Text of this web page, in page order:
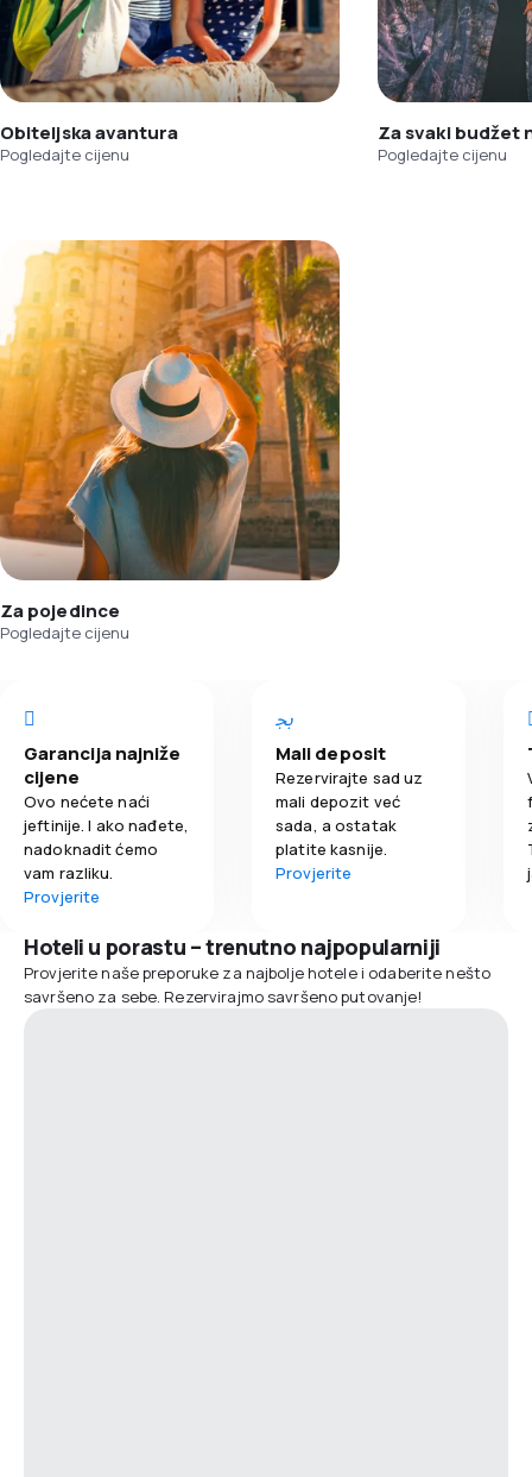
Obiteljska avantura
Pogledajte cijenu
Za svaki budžet
Pogledajte cijenu
Za pojedince
Pogledajte cijenu
Garancija najniže
cijene
Ovo nećete naći
jeftinije. I ako nađete,
nadoknadit ćemo
vam razliku.
Provjerite
Mali deposit
Rezervirajte sad uz
mali depozit već
sada, a ostatak
platite kasnije.
Provjerite
Hoteli u porastu – trenutno najpopularniji
Provjerite naše preporuke za najbolje hotele i odaberite nešto
savršeno za sebe. Rezervirajmo savršeno putovanje!